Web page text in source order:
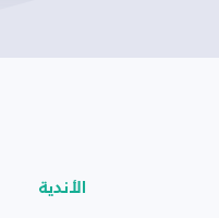
الأندية